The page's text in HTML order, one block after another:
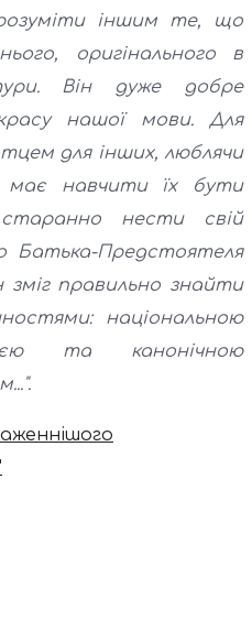
іншим те, що
оригінального в
Він дуже добре
нашої мови. Для
для інших, люблячи
має навчити їх бути
нести свій
Батька-Предстоятеля
правильно знайти
національною
та канонічною